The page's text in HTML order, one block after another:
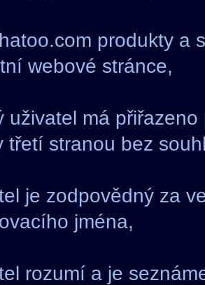
produkty a
webové stránce,
uživatel má
třetí stranou bez
je zodpovědný za
jména,
rozumí a je